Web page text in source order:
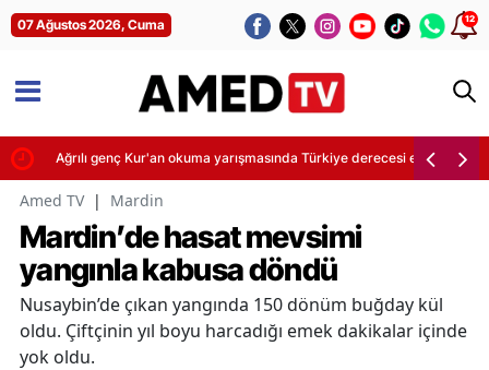
07 Ağustos 2026, Cuma 12
Ağrılı genç Kur'an okuma yarışmasında Türkiye derecesi elde etti
Amed TV | Mardin
Mardin’de hasat mevsimi
yangınla kabusa döndü
Nusaybin’de çıkan yangında 150 dönüm buğday kül
oldu. Çiftçinin yıl boyu harcadığı emek dakikalar içinde
yok oldu.